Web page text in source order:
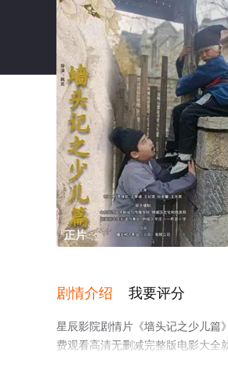
正片
剧情介绍 我要评分
星辰影院剧情片《墙头记之少儿篇
费观看高清无删减完整版电影大全